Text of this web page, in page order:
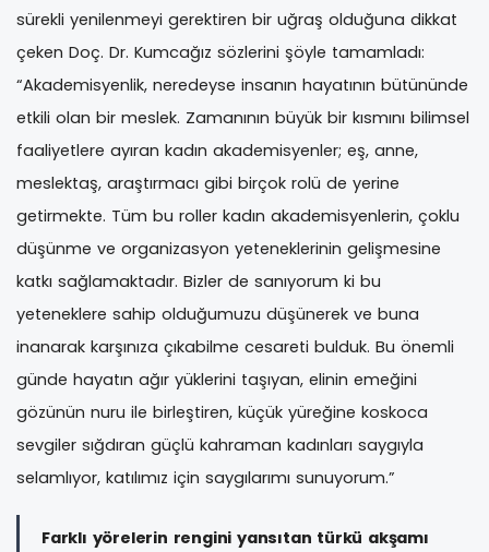
sürekli yenilenmeyi gerektiren bir uğraş olduğuna dikkat
çeken Doç. Dr. Kumcağız sözlerini şöyle tamamladı:
“Akademisyenlik, neredeyse insanın hayatının bütününde
etkili olan bir meslek. Zamanının büyük bir kısmını bilimsel
faaliyetlere ayıran kadın akademisyenler; eş, anne,
meslektaş, araştırmacı gibi birçok rolü de yerine
getirmekte. Tüm bu roller kadın akademisyenlerin, çoklu
düşünme ve organizasyon yeteneklerinin gelişmesine
katkı sağlamaktadır. Bizler de sanıyorum ki bu
yeteneklere sahip olduğumuzu düşünerek ve buna
inanarak karşınıza çıkabilme cesareti bulduk. Bu önemli
günde hayatın ağır yüklerini taşıyan, elinin emeğini
gözünün nuru ile birleştiren, küçük yüreğine koskoca
sevgiler sığdıran güçlü kahraman kadınları saygıyla
selamlıyor, katılımız için saygılarımı sunuyorum.”
Farklı yörelerin rengini yansıtan türkü akşamı